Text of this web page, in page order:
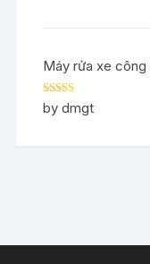
Máy rửa xe công
Rated5out
of 5
by dmgt